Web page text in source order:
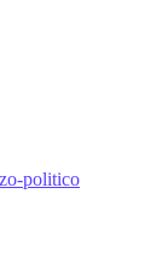
politico